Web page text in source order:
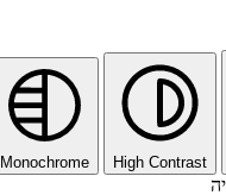
High Contrast
Monochrome